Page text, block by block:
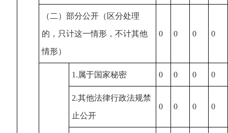
（二）部分公开（区分处理
的，只计这一情形，不计其他
情形）
0 0 0 0
1.属于国家秘密 0 0 0 0
2.其他法律行政法规禁
止公开
0 0 0 0